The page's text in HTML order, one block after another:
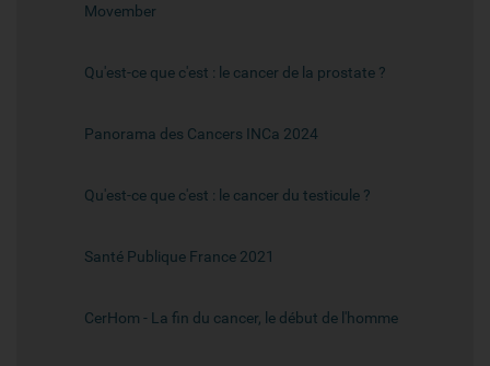
Movember
Qu'est-ce que c'est : le cancer de la prostate ?
Panorama des Cancers INCa 2024
Qu'est-ce que c'est : le cancer du testicule ?
Santé Publique France 2021
CerHom - La fin du cancer, le début de l'homme